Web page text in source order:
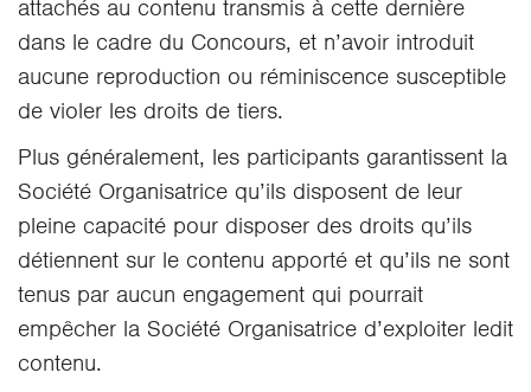
attachés au contenu transmis à cette dernière
dans le cadre du Concours, et n’avoir introduit
aucune reproduction ou réminiscence susceptible
de violer les droits de tiers.
Plus généralement, les participants garantissent la
Société Organisatrice qu’ils disposent de leur
pleine capacité pour disposer des droits qu’ils
détiennent sur le contenu apporté et qu’ils ne sont
tenus par aucun engagement qui pourrait
empêcher la Société Organisatrice d’exploiter ledit
contenu.